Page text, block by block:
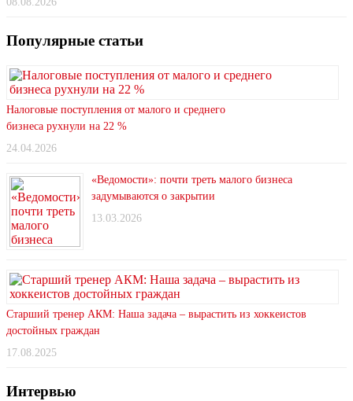
Популярные статьи
Налоговые поступления от малого и среднего
бизнеса рухнули на 22 %
24.04.2026
«Ведомости»: почти треть малого бизнеса
задумываются о закрытии
13.03.2026
Старший тренер АКМ: Наша задача – вырастить из хоккеистов
достойных граждан
17.08.2025
Интервью